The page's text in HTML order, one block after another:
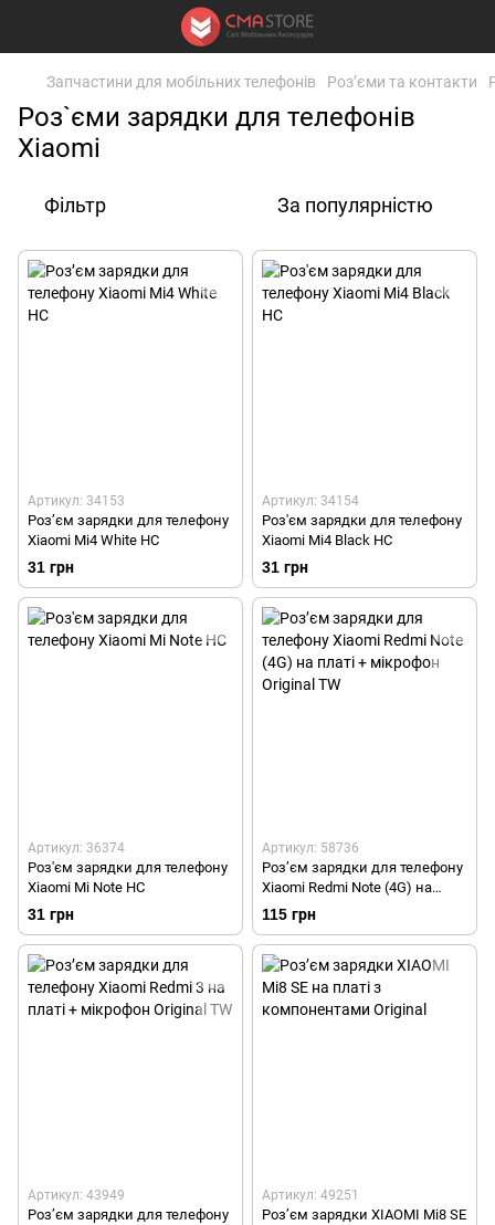
Запчастини для мобільних телефонів Роз’єми та контакти
Роз`єми зарядки для телефонів
Xiaomi
Фільтр За популярністю
Артикул: 34153
Роз’єм зарядки для телефону
Xiaomi Mi4 White HC
31 грн
Артикул: 34154
Роз'єм зарядки для телефону
Xiaomi Mi4 Black HC
31 грн
Артикул: 36374
Роз'єм зарядки для телефону
Xiaomi Mi Note HC
31 грн
Артикул: 58736
Роз’єм зарядки для телефону
Xiaomi Redmi Note (4G) на
платі + мікрофон Original TW
115 грн
Артикул: 43949
Роз’єм зарядки для телефону
Артикул: 49251
Роз’єм зарядки XIAOMI Mi8 SE